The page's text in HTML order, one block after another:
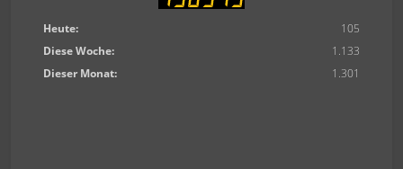
Heute:
105
Diese Woche:
1.133
Dieser Monat:
1.301